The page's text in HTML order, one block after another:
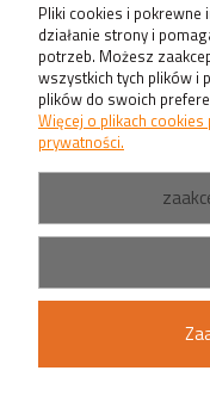
Pliki cookies i
działanie strony i
potrzeb. Możesz
wszystkich tych plików i
plików do swoich
Więcej o plikach
prywatności.